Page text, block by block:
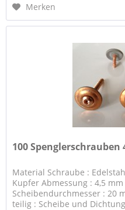
Merken
100 Spenglerschrauben
Material Schraube :
Kupfer Abmessung : 4,5
Scheibendurchmesser : 20
teilig : Scheibe und